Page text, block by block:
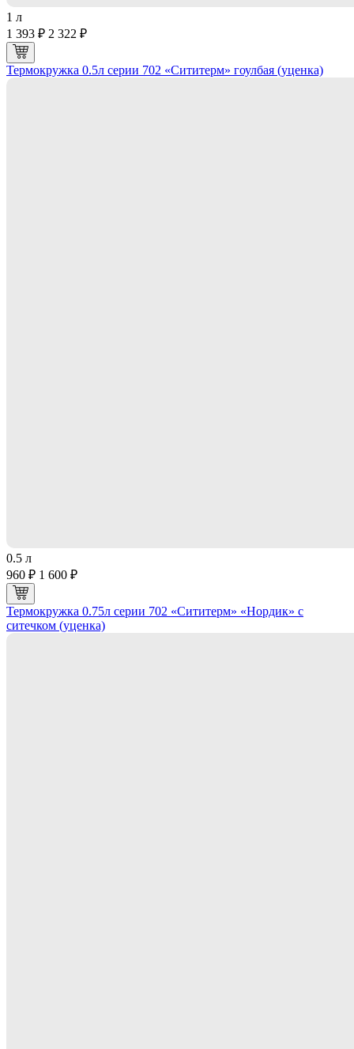
1 л
1 393 ₽ 2 322 ₽
Термокружка 0.5л серии 702 «Сититерм» гоулбая (уценка)
0.5 л
960 ₽ 1 600 ₽
Термокружка 0.75л серии 702 «Сититерм» «Нордик» с
ситечком (уценка)